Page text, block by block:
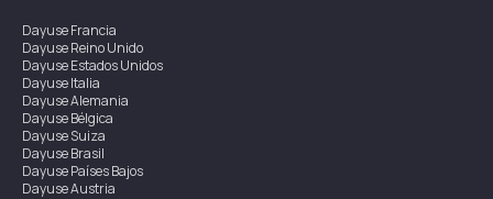
DayuseFrancia
DayuseReino Unido
DayuseEstados Unidos
DayuseItalia
DayuseAlemania
DayuseBélgica
DayuseSuiza
DayuseBrasil
DayusePaíses Bajos
DayuseAustria